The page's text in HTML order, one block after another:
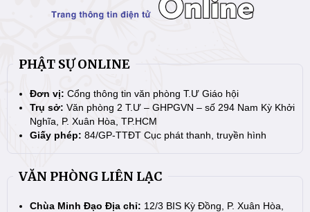
PHẬT SỰ ONLINE
Đơn vị: Cổng thông tin văn phòng T.Ư Giáo hội
Trụ sở: Văn phòng 2 T.Ư – GHPGVN – số 294 Nam Kỳ Khởi
Nghĩa, P. Xuân Hòa, TP.HCM
Giấy phép: 84/GP-TTĐT Cục phát thanh, truyền hình
VĂN PHÒNG LIÊN LẠC
Chùa Minh Đạo Địa chỉ: 12/3 BIS Kỳ Đồng, P. Xuân Hòa,